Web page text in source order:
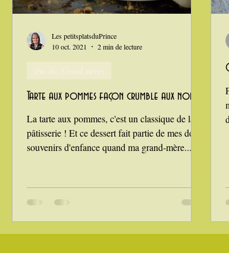
Grillades, barbecues et plancha Healthy, léger,
Tarte aux pommes façon crumble aux noix
La tarte aux pommes, c'est un classique de la
pâtisserie ! Et ce dessert fait partie de mes doux
souvenirs d'enfance quand ma grand-mère...
fête des Grand mères
Les petitsplatsduPrince
10 oct. 2021
2 min de lecture